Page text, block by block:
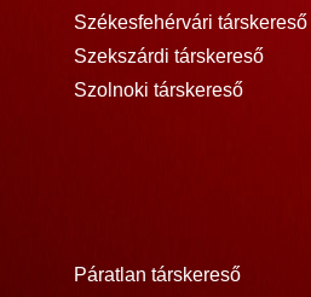
Székesfehérvári társkereső
Szekszárdi társkereső
Szolnoki társkereső
Páratlan társkereső